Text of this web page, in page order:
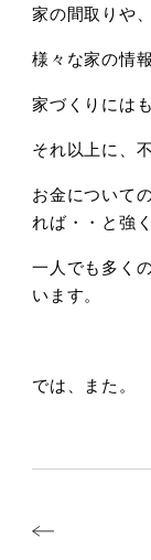
家の間取りや
様々な家の情
家づくりには
それ以上に、
お金について
れば・・と強
一人でも多く
います。
では、また。